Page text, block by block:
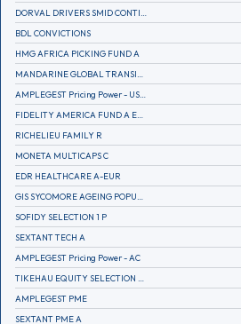
BDL CONVICTIONS
HMG AFRICA PICKING FUND A
RICHELIEU FAMILY R
MONETA MULTICAPS C
EDR HEALTHCARE A-EUR
SOFIDY SELECTION 1 P
SEXTANT TECH A
AMPLEGEST Pricing Power - AC
AMPLEGEST PME
SEXTANT PME A